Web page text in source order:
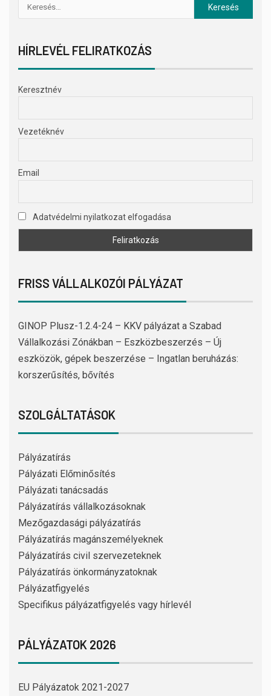
HÍRLEVÉL FELIRATKOZÁS
Keresztnév
Vezetéknév
Email
Adatvédelmi nyilatkozat elfogadása
FRISS VÁLLALKOZÓI PÁLYÁZAT
GINOP Plusz-1.2.4-24 – KKV pályázat a Szabad
Vállalkozási Zónákban – Eszközbeszerzés – Új
eszközök, gépek beszerzése – Ingatlan beruházás:
korszerűsítés, bővítés
SZOLGÁLTATÁSOK
Pályázatírás
Pályázati Előminősítés
Pályázati tanácsadás
Pályázatírás vállalkozásoknak
Mezőgazdasági pályázatírás
Pályázatírás magánszemélyeknek
Pályázatírás civil szervezeteknek
Pályázatírás önkormányzatoknak
Pályázatfigyelés
Specifikus pályázatfigyelés vagy hírlevél
PÁLYÁZATOK 2026
EU Pályázatok 2021-2027